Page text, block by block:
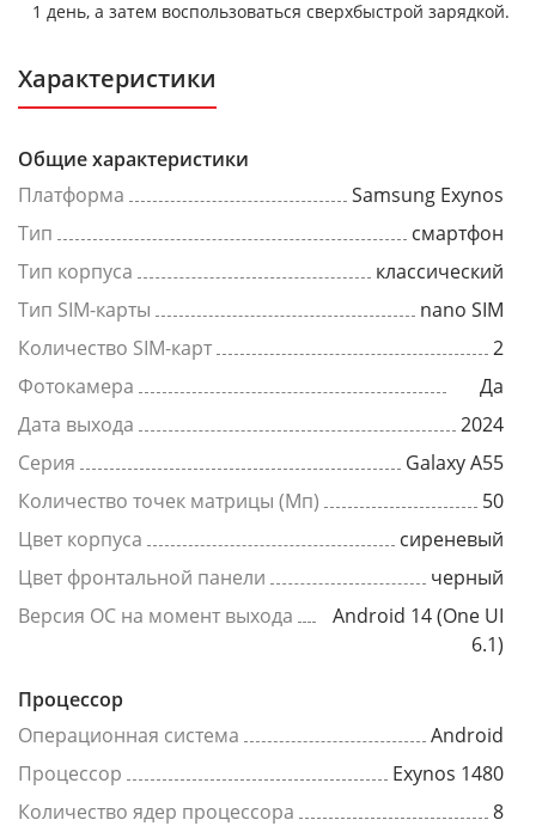
1 день, а затем воспользоваться сверхбыстрой зарядкой.
Характеристики
Общие характеристики
Платформа
Samsung Exynos
Тип
смартфон
Тип корпуса
классический
Тип SIM-карты
nano SIM
Количество SIM-карт
2
Фотокамера
Да
Дата выхода
2024
Серия
Galaxy A55
Количество точек матрицы (Мп)
50
Цвет корпуса
сиреневый
Цвет фронтальной панели
черный
Версия ОС на момент выхода
Android 14 (One UI
6.1)
Процессор
Операционная система
Android
Процессор
Exynos 1480
Количество ядер процессора
8